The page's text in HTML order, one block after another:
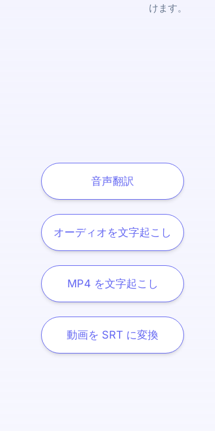
けます。
音声翻訳
オーディオを文字起こし
MP4 を文字起こし
動画を SRT に変換